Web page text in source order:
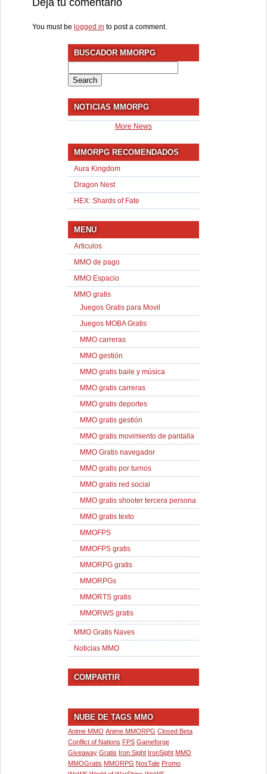
Deja tu comentario
You must be logged in to post a comment.
BUSCADOR MMORPG
for:
NOTICIAS MMORPG
More News
MMORPG RECOMENDADOS
Aura Kingdom
Dragon Nest
HEX: Shards of Fate
MENU
Articulos
MMO de pago
MMO Espacio
MMO gratis
Juegos Gratis para Movil
Juegos MOBA Gratis
MMO carreras
MMO gestión
MMO gratis baile y música
MMO gratis carreras
MMO gratis deportes
MMO gratis gestión
MMO gratis movimiento de pantalla
MMO Gratis navegador
MMO gratis por turnos
MMO gratis red social
MMO gratis shooter tercera persona
MMO gratis texto
MMOFPS
MMOFPS gratis
MMORPG gratis
MMORPGs
MMORTS gratis
MMORWS gratis
MMO Gratis Naves
Noticias MMO
COMPARTIR
NUBE DE TAGS MMO
Anime MMO Anime MMORPG Closed Beta
Conflict of Nations FPS Gameforge
Giveaway Gratis Iron Sight IronSight MMO
MMOGratis MMORPG NosTale Promo